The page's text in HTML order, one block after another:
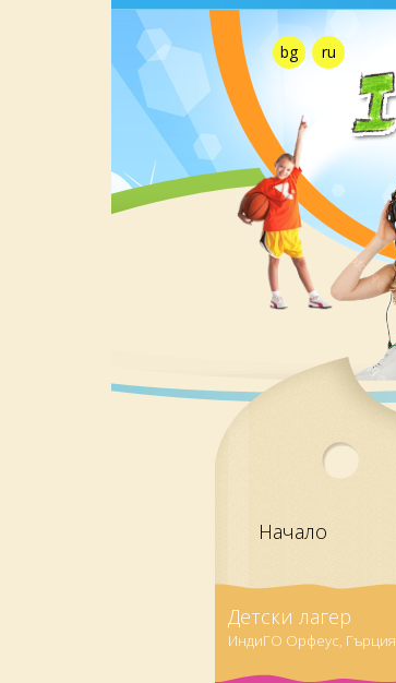
bg ru
Начало
Детски лагер
ИндиГО Орфеус, Гърция